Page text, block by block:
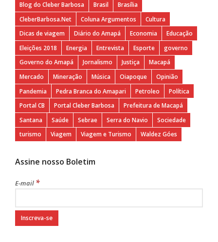
Blog do Cleber Barbosa
Brasil
Brasília
CleberBarbosa.Net
Coluna Argumentos
Cultura
Dicas de viagem
Diário do Amapá Economia
Educação
Eleições 2018
Energia Entrevista Esporte
governo
Governo do Amapá
Jornalismo Justiça
Macapá
Mercado
Mineração Música Oiapoque
Opinião
Pandemia
Pedra Branca do Amapari Petroleo
Política
Portal CB
Portal Cleber Barbosa
Prefeitura de Macapá
Santana
Saúde Sebrae Serra do Navio
Sociedade
turismo
Viagem Viagem e Turismo Waldez Góes
Assine nosso Boletim
E-mail *